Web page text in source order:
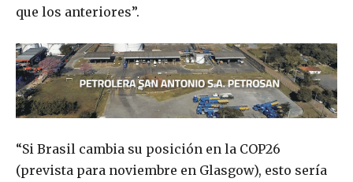
que los anteriores”.
“Si Brasil cambia su posición en la COP26
(prevista para noviembre en Glasgow), esto sería